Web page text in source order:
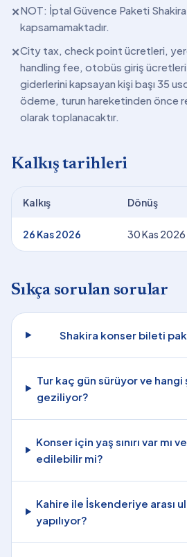
✕NOT: İptal Güvence Paketi
kapsamamaktadır.
✕City tax, check point ücretleri,
handling fee, otobüs giriş
giderlerini kapsayan kişi başı 35
ödeme, turun hareketinden önce
olarak toplanacaktır.
Kalkış tarihleri
Kalkış Dönüş
26 Kas 2026 30 Kas 2026
Sıkça sorulan sorular
Shakira konser bileti
Tur kaç gün sürüyor ve hangi
geziliyor?
Konser için yaş sınırı var mı
edilebilir mi?
Kahire ile İskenderiye arası
yapılıyor?